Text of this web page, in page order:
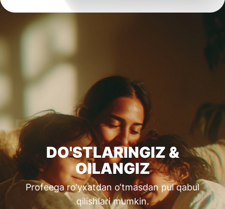
DO'STLARINGIZ &
OILANGIZ
Profeega ro‘yxatdan o‘tmasdan pul qabul
qilishlari mumkin.